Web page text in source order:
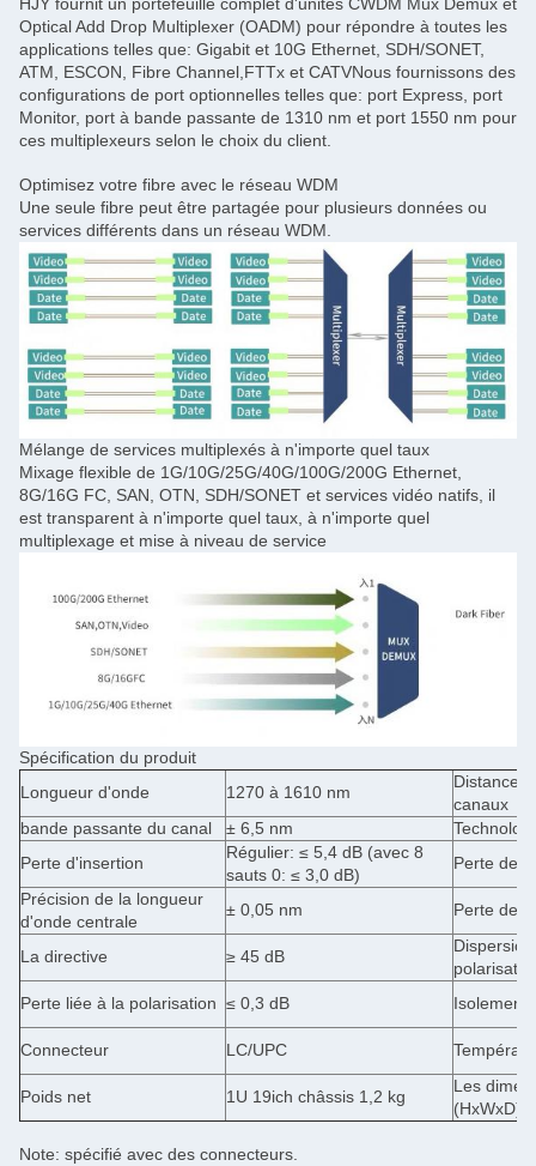
HJY fournit un portefeuille complet d'unités CWDM Mux Demux et
Optical Add Drop Multiplexer (OADM) pour répondre à toutes les
applications telles que: Gigabit et 10G Ethernet, SDH/SONET,
ATM, ESCON, Fibre Channel,FTTx et CATVNous fournissons des
configurations de port optionnelles telles que: port Express, port
Monitor, port à bande passante de 1310 nm et port 1550 nm pour
ces multiplexeurs selon le choix du client.
Optimisez votre fibre avec le réseau WDM
Une seule fibre peut être partagée pour plusieurs données ou
services différents dans un réseau WDM.
Mélange de services multiplexés à n'importe quel taux
Mixage flexible de 1G/10G/25G/40G/100G/200G Ethernet,
8G/16G FC, SAN, OTN, SDH/SONET et services vidéo natifs, il
est transparent à n'importe quel taux, à n'importe quel
multiplexage et mise à niveau de service
Spécification du produit
Longueur d'onde
1270 à 1610 nm
Distance
canaux
bande passante du canal
± 6,5 nm
Perte d'insertion
Régulier: ≤ 5,4 dB (avec 8
sauts 0: ≤ 3,0 dB)
Perte de
Précision de la longueur
d'onde centrale
± 0,05 nm Perte de
La directive ≥ 45 dB
Perte liée à la polarisation ≤ 0,3 dB Isolement
Connecteur LC/UPC
Poids net 1U 19ich châssis 1,2 kg
Les
(HxWxD)
Note: spécifié avec des connecteurs.